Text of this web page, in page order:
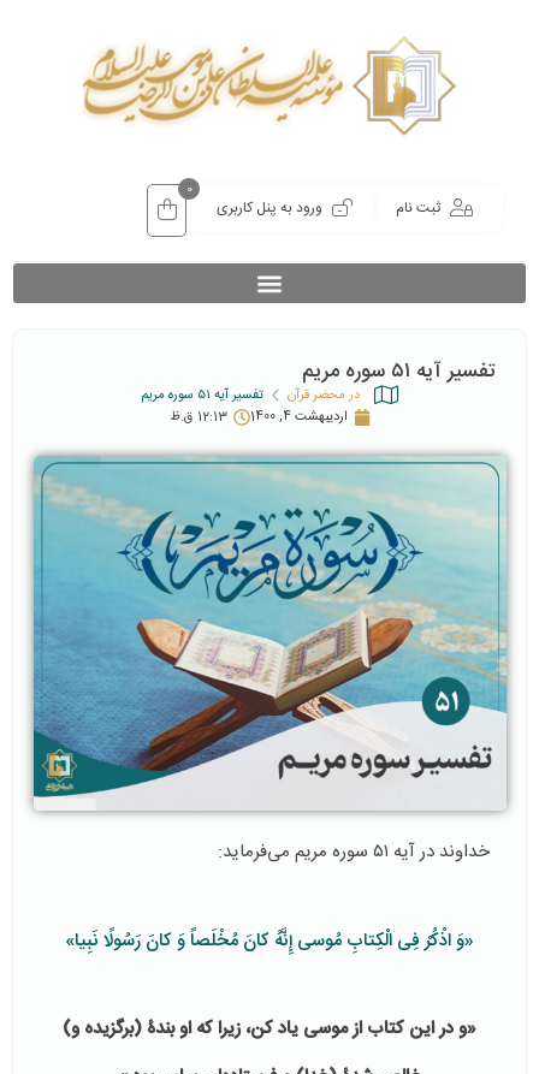
ثبت نام ورود به پنل کاربری
0
تفسیر آیه ۵۱ سوره مریم
در محضر قرآن
تفسیر آیه ۵۱ سوره مریم
اردیبهشت 4, 1400
12:13 ق.ظ
خداوند در آیه ۵۱ سوره مریم می‌فرماید:
«وَ اذْكُرْ فِی الْكِتابِ مُوسى‌ إِنَّهُ كانَ مُخْلَصاً وَ كانَ رَسُولًا نَبِیا»
«و در این كتاب از موسى یاد كن، زیرا كه او بندۀ (برگزیده و)